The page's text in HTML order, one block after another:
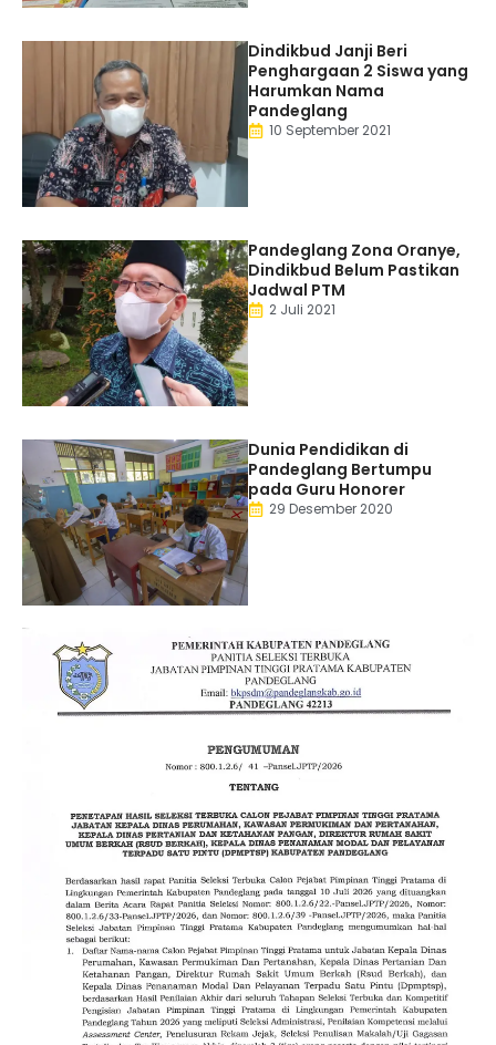
Dindikbud Janji Beri
Penghargaan 2 Siswa yang
Harumkan Nama
Pandeglang
10 September 2021
Pandeglang Zona Oranye,
Dindikbud Belum Pastikan
Jadwal PTM
2 Juli 2021
Dunia Pendidikan di
Pandeglang Bertumpu
pada Guru Honorer
29 Desember 2020